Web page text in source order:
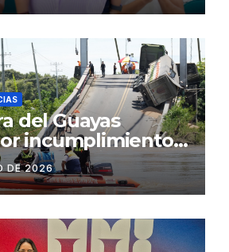
del Guayas
incumplimiento
a la
CONORTE y
en
del puente
Cornejo, en
DE 2026